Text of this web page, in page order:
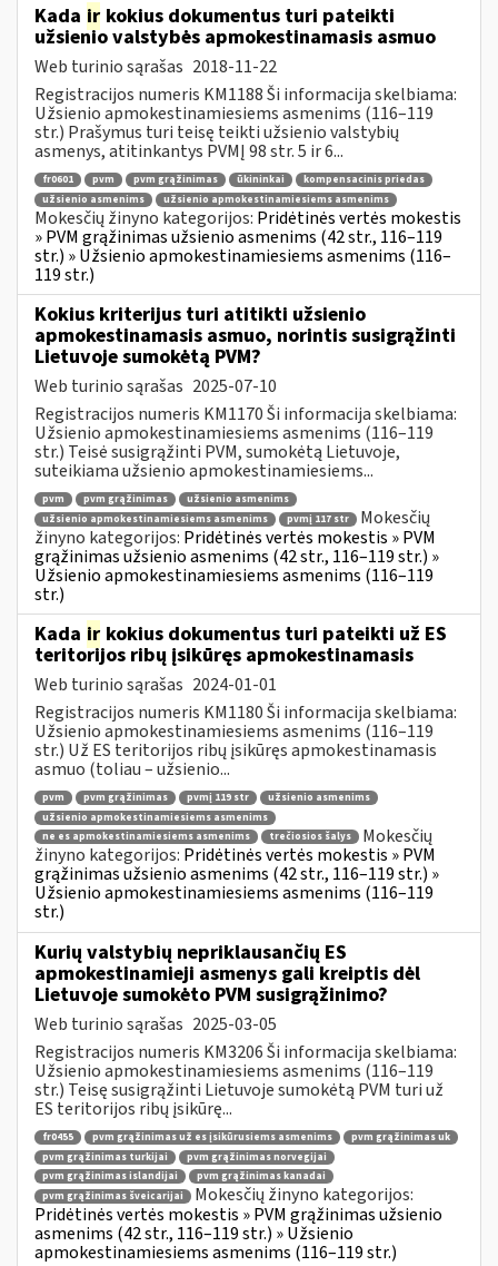
Kada ir kokius dokumentus turi pateikti
užsienio valstybės apmokestinamasis asmuo
Web turinio sąrašas 2018-11-22
Registracijos numeris KM1188 Ši informacija skelbiama:
Užsienio apmokestinamiesiems asmenims (116–119
str.) Prašymus turi teisę teikti užsienio valstybių
asmenys, atitinkantys PVMĮ 98 str. 5 ir 6...
fr0601 pvm pvm grąžinimas ūkininkai
kompensacinis priedas
užsienio asmenims
užsienio apmokestinamiesiems asmenims
Mokesčių žinyno kategorijos: Pridėtinės vertės mokestis
» PVM grąžinimas užsienio asmenims (42 str., 116–119
str.) » Užsienio apmokestinamiesiems asmenims (116–
119 str.)
Kokius kriterijus turi atitikti užsienio
apmokestinamasis asmuo, norintis susigrąžinti
Lietuvoje sumokėtą PVM?
Web turinio sąrašas 2025-07-10
Registracijos numeris KM1170 Ši informacija skelbiama:
Užsienio apmokestinamiesiems asmenims (116–119
str.) Teisė susigrąžinti PVM, sumokėtą Lietuvoje,
suteikiama užsienio apmokestinamiesiems...
pvm pvm grąžinimas
užsienio asmenims
užsienio apmokestinamiesiems asmenims
pvmį 117 str
Mokesčių
žinyno kategorijos: Pridėtinės vertės mokestis » PVM
grąžinimas užsienio asmenims (42 str., 116–119 str.) »
Užsienio apmokestinamiesiems asmenims (116–119
str.)
Kada ir kokius dokumentus turi pateikti už ES
teritorijos ribų įsikūręs apmokestinamasis
Web turinio sąrašas 2024-01-01
Registracijos numeris KM1180 Ši informacija skelbiama:
Užsienio apmokestinamiesiems asmenims (116–119
str.) Už ES teritorijos ribų įsikūręs apmokestinamasis
asmuo (toliau – užsienio...
pvm pvm grąžinimas pvmį 119 str
užsienio asmenims
užsienio apmokestinamiesiems asmenims
ne es apmokestinamiesiems asmenims
trečiosios šalys
Mokesčių
žinyno kategorijos: Pridėtinės vertės mokestis » PVM
grąžinimas užsienio asmenims (42 str., 116–119 str.) »
Užsienio apmokestinamiesiems asmenims (116–119
str.)
Kurių valstybių nepriklausančių ES
apmokestinamieji asmenys gali kreiptis dėl
Lietuvoje sumokėto PVM susigrąžinimo?
Web turinio sąrašas 2025-03-05
Registracijos numeris KM3206 Ši informacija skelbiama:
Užsienio apmokestinamiesiems asmenims (116–119
str.) Teisę susigrąžinti Lietuvoje sumokėtą PVM turi už
ES teritorijos ribų įsikūrę...
fr0455 pvm grąžinimas už es įsikūrusiems asmenims
pvm grąžinimas uk
pvm grąžinimas turkijai
pvm grąžinimas norvegijai
pvm grąžinimas islandijai
pvm grąžinimas kanadai
pvm grąžinimas šveicarijai
Mokesčių žinyno kategorijos:
Pridėtinės vertės mokestis » PVM grąžinimas užsienio
asmenims (42 str., 116–119 str.) » Užsienio
apmokestinamiesiems asmenims (116–119 str.)